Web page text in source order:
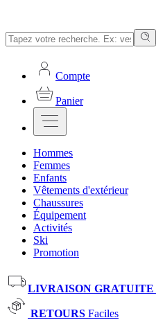
Compte
Panier
Hommes
Femmes
Enfants
Vêtements d'extérieur
Chaussures
Équipement
Activités
Ski
Promotion
LIVRAISON GRATUITE
RETOURS Faciles